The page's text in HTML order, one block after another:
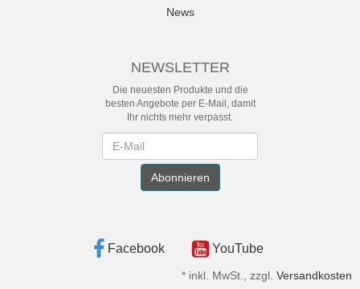
News
NEWSLETTER
Die neuesten Produkte und die
besten Angebote per E-Mail, damit
Ihr nichts mehr verpasst.
Abonnieren
Facebook YouTube
* inkl. MwSt., zzgl. Versandkosten